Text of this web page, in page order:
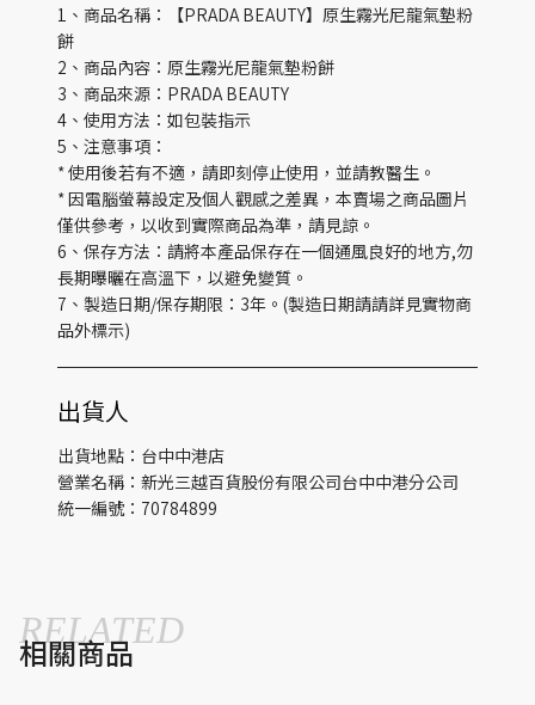
1、商品名稱：【PRADA BEAUTY】原生霧光尼龍氣墊粉
餅
2、商品內容：原生霧光尼龍氣墊粉餅
3、商品來源：PRADA BEAUTY
4、使用方法：如包裝指示
5、注意事項：
* 使用後若有不適，請即刻停止使用，並請教醫生。
* 因電腦螢幕設定及個人觀感之差異，本賣場之商品圖片
僅供參考，以收到實際商品為準，請見諒。
6、保存方法：請將本產品保存在一個通風良好的地方,勿
長期曝曬在高溫下，以避免變質。
7、製造日期/保存期限：3年。(製造日期請請詳見實物商
品外標示)
出貨人
出貨地點：台中中港店
營業名稱：新光三越百貨股份有限公司台中中港分公司
統一編號：70784899
相關商品
RELATED